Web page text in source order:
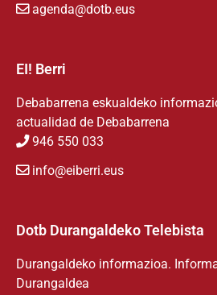
agenda@dotb.eus
EI! Berri
Debabarrena eskualdeko
actualidad de Debabarrena
946 550 033
info@eiberri.eus
Dotb Durangaldeko Telebista
Durangaldeko informazioa.
Durangaldea